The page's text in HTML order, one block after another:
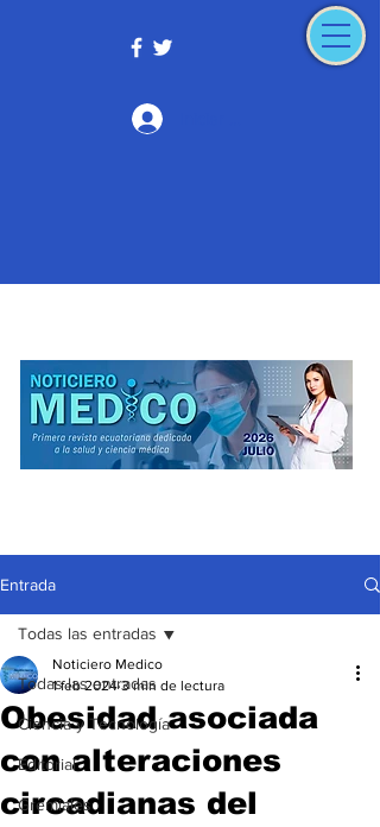
Entrada
Todas las entradas
Ciencia y Tecnología
Editorial
Gremiales
Todas las entradas
Obesidad asociada
con alteraciones
circadianas del
Noticiero Medico
1 feb 2024 3 min de lectura